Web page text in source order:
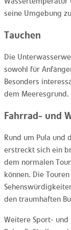
seine Umgebung
Tauchen
Die
sowohl für
Besonders
dem Meeresgrund.
Fahrrad- und
Rund um Pula und
erstreckt sich ein
dem normalen
können. Die
den traumhaften
Weitere Sport-